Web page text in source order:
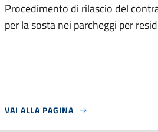
Procedimento di rilascio del
per la sosta nei parcheggi per
VAI ALLA PAGINA